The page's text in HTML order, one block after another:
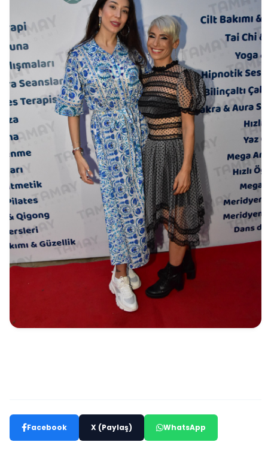
Facebook X (Paylaş) WhatsApp